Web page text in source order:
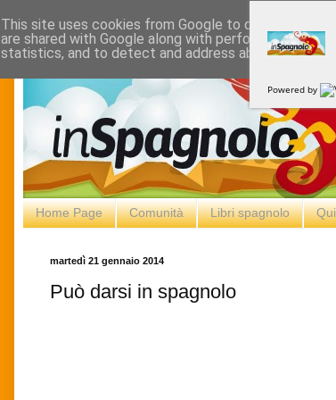
Home Page Comunità Libri spagnolo
martedì 21 gennaio 2014
Può darsi in spagnolo
This site uses cookies from Google to deliver its
are shared with Google along with performance
statistics, and to detect and address abuse.
Powered by